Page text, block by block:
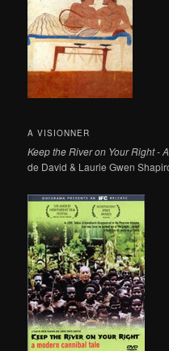
A VISIONNER
Keep the River on Your Right -
de David & Laurie Gwen